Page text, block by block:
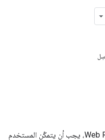
عند بث المحتوى إلى تطبيق Web Receiver، يجب أن يتمكّن المستخدم